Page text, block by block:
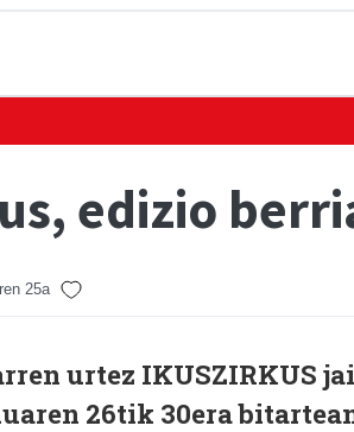
edizio
25a
urtez IKUSZIRKUS
26tik 30era